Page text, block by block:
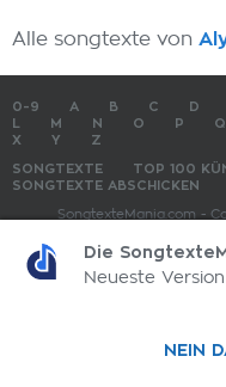
Alle songtexte von
0-9 A B C D
M N O P Q
X
Y Z
SONGTEXTE TOP 100
SONGTEXTE ABSCHICKEN
SongtexteMania.com -
Die
Neueste
NEIN